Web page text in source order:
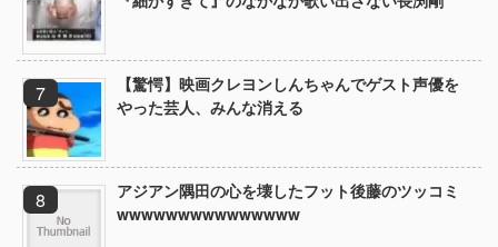
【驚愕】映画クレヨンしんちゃんでゲスト声優を
やった芸人、みんな消える
アジアン隅田の心を壊したフット後藤のツッコミ
wwwwwwwwwwwwwww